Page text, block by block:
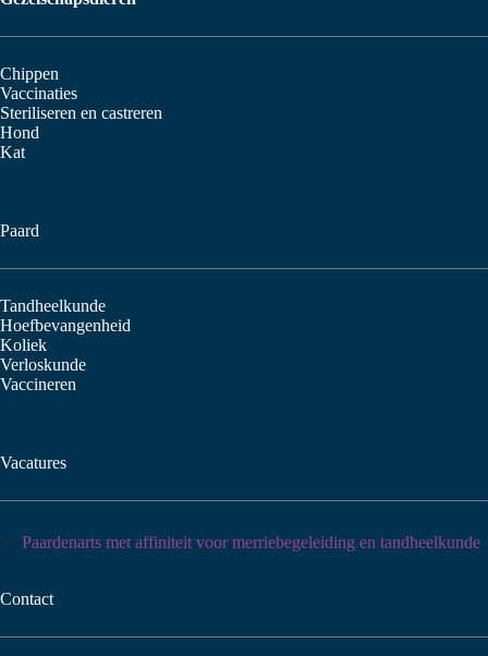
Chippen
Vaccinaties
Steriliseren en castreren
Hond
Kat
Paard
Tandheelkunde
Hoefbevangenheid
Koliek
Verloskunde
Vaccineren
Vacatures
Paardenarts met affiniteit voor merriebegeleiding en tandheelkunde
Contact